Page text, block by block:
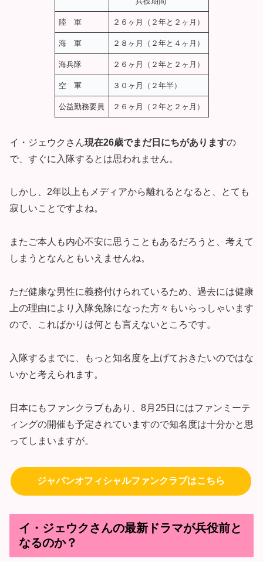
陸 軍 ２６ヶ月（２年と２ヶ月）
海 軍 ２８ヶ月（２年と４ヶ月）
海兵隊 ２６ヶ月（２年と２ヶ月）
空 軍 ３０ヶ月（２年半）
公益勤務要員 ２６ヶ月（２年と２ヶ月）
イ・ジェウクさん現在26歳でまだ日にちがありますの
で、すぐに入隊するとは思われません。
しかし、2年以上もメディアから離れるとなると、とても
寂しいことですよね。
またご本人も内心不安に思うこともあるだろうと、考えて
しまうとなんともいえませんね。
ただ健康な男性に義務付けられているため、過去には健康
上の理由により入隊免除になった方々もいらっしゃいます
ので、こればかりは何とも言えないところです。
入隊するまでに、もっと知名度を上げておきたいのではな
いかと考えられます。
日本にもファンクラブもあり、8月25日にはファンミーテ
ィングの開催も予定されていますので知名度は十分かと思
ってしまいますが。
ジャパンオフィシャルファンクラブはこちら
イ・ジェウクさんの最新ドラマが兵役前と
なるのか？